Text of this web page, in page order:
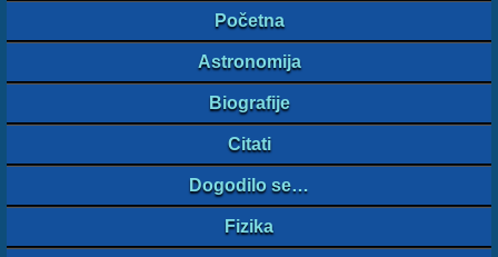
Početna
Astronomija
Biografije
Citati
Dogodilo se…
Fizika